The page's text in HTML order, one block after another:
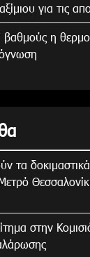
για τις
η
τα
στην